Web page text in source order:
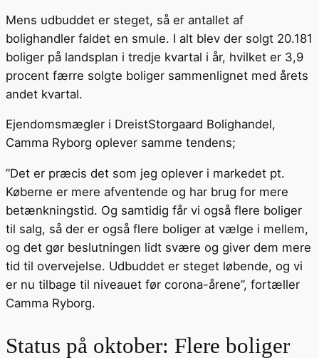
Mens udbuddet er steget, så er antallet af
bolighandler faldet en smule. I alt blev der solgt 20.181
boliger på landsplan i tredje kvartal i år, hvilket er 3,9
procent færre solgte boliger sammenlignet med årets
andet kvartal.
Ejendomsmægler i DreistStorgaard Bolighandel,
Camma Ryborg oplever samme tendens;
”Det er præcis det som jeg oplever i markedet pt.
Køberne er mere afventende og har brug for mere
betænkningstid. Og samtidig får vi også flere boliger
til salg, så der er også flere boliger at vælge i mellem,
og det gør beslutningen lidt svære og giver dem mere
tid til overvejelse. Udbuddet er steget løbende, og vi
er nu tilbage til niveauet før corona-årene”, fortæller
Camma Ryborg.
Status på oktober: Flere boliger